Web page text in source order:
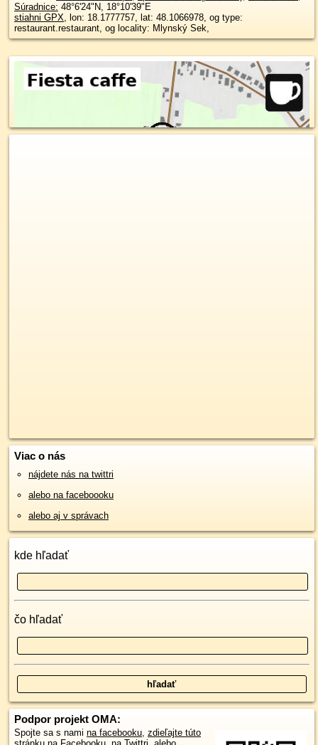
Súradnice: 48°6'24"N, 18°10'39"E
stiahni GPX, lon: 18.1777757, lat: 48.1066978, og type:
restaurant.restaurant, og locality: Mlynský Sek,
Viac o nás
nájdete nás na twittri
alebo na faceboooku
alebo aj v správach
kde hľadať
čo hľadať
Podpor projekt OMA:
Spojte sa s nami na facebooku, zdieľajte túto